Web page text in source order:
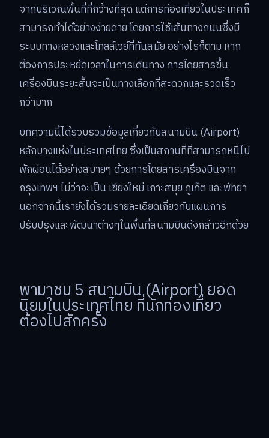
จากบริเวณพื้นที่ที่กว้างที่สุด แต่การท่องเที่ยวในประเทศก็
สามารถทำได้อย่างง่ายดาย โดยการใช้เส้นทางถนนซึ่งมี
ระบบทางหลวงและโทลล์เวย์ที่ทันสมัย อย่างไรก็ตาม หาก
ต้องการประหยัดเวลาในการเดินทาง การโดยสารขึ้น
เครื่องบินระยะสั้นจะเป็นทางเลือกที่สะดวกและรวดเร็ว
กว่ามาก
บทความนี้ได้รวบรวมข้อมูลเกี่ยวกับสนามบิน (Airport)
หลักบางแห่งในประเทศไทย ซึ่งเป็นสถานที่ที่สามารถหนีไป
พักผ่อนได้อย่างสบายๆ ด้วยการโดยสารเครื่องบินจาก
กรุงเทพฯ ไม่ว่าจะเป็น เชียงใหม่ เกาะสมุย ภูเก็ต และพัทยา
นอกจากนี้เรายังได้รวมรายละเอียดเกี่ยวกับแผนการ
ปรับปรุงและพัฒนาต่างๆในพื้นที่สนามบินดังกล่าวอีกด้วย
พามาชม 5 สนามบิน (Airport) ยอด
นิยมในประเทศไทย ที่นักท่องเที่ยว
ต้องไปสักครั้ง